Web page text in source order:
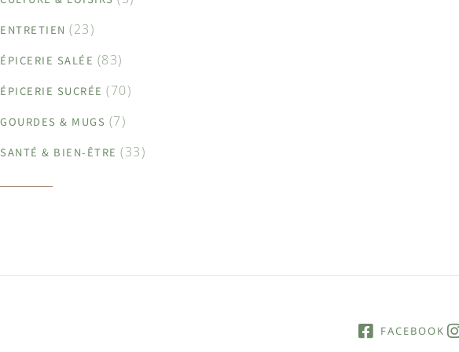
ENTRETIEN (23)
ÉPICERIE SALÉE (83)
ÉPICERIE SUCRÉE (70)
GOURDES & MUGS (7)
SANTÉ & BIEN-ÊTRE (33)
FACEBOOK